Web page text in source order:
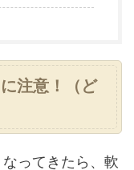
注意！（ど
ってきたら、軟